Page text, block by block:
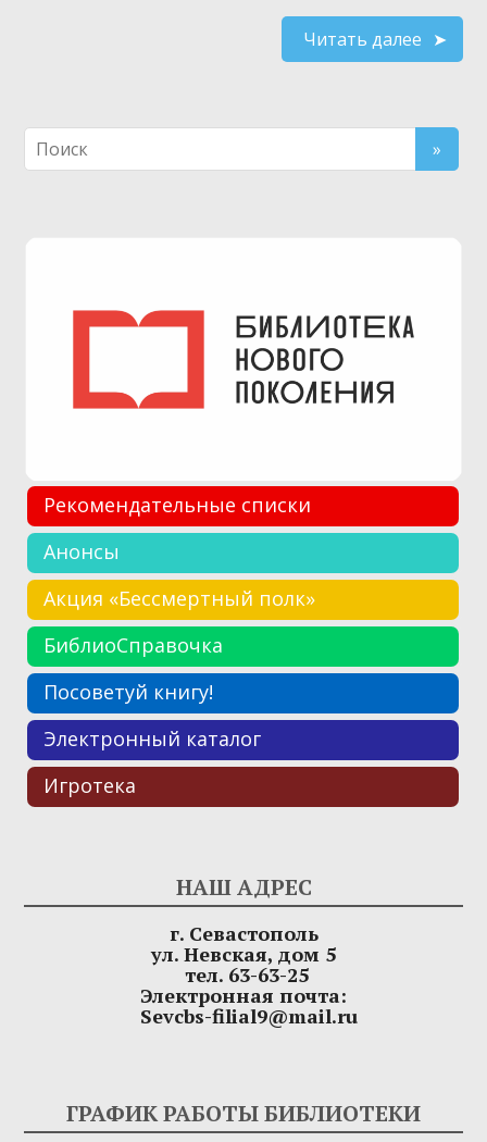
Читать далее
Рекомендательные списки
Анонсы
Акция «Бессмертный полк»
БиблиоСправочка
Посоветуй книгу!
Электронный каталог
Игротека
НАШ АДРЕС
г. Севастополь
ул. Невская, дом 5
тел. 63-63-25
Электронная почта:
Sevcbs-filial9@mail.ru
ГРАФИК РАБОТЫ БИБЛИОТЕКИ